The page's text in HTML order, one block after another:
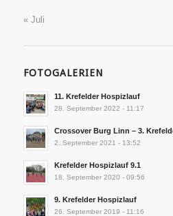
« Juli
FOTOGALERIEN
11. Krefelder Hospizlauf
28. September 2022 - 11:17
Crossover Burg Linn – 3.
2. September 2021 - 13:52
Krefelder Hospizlauf 9.1
18. September 2020 - 09:56
9. Krefelder Hospizlauf
26. September 2019 - 11:16